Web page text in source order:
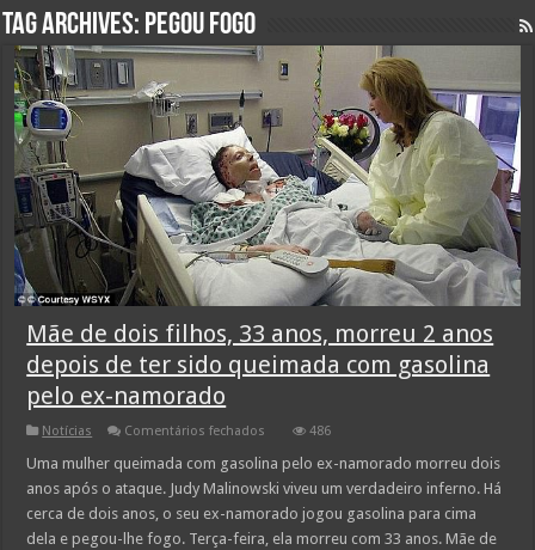
Tag Archives: pegou fogo
Mãe de dois filhos, 33 anos, morreu 2 anos
depois de ter sido queimada com gasolina
pelo ex-namorado
Notícias Comentários fechados
de
dois
filhos,
33
anos,
morreu
486
Uma mulher queimada com gasolina pelo ex-namorado morreu dois
anos após o ataque. Judy Malinowski viveu um verdadeiro inferno. Há
cerca de dois anos, o seu ex-namorado jogou gasolina para cima
dela e pegou-lhe fogo. Terça-feira, ela morreu com 33 anos. Mãe de